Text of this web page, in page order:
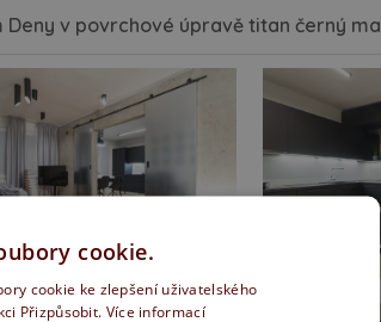
v povrchové úpravě titan černý
cookie.
cookie ke zlepšení uživatelského
Přizpůsobit. Více informací